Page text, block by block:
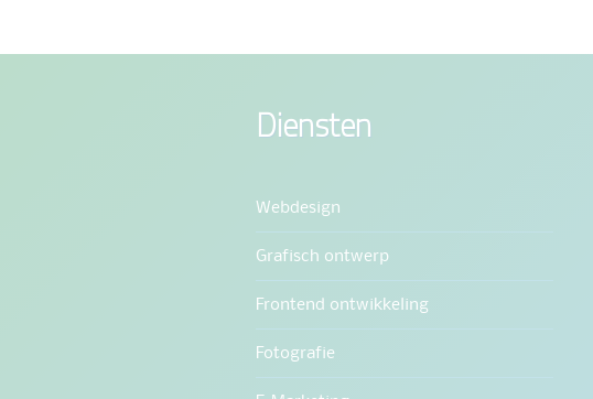
Diensten
Webdesign
Grafisch ontwerp
Frontend ontwikkeling
Fotografie